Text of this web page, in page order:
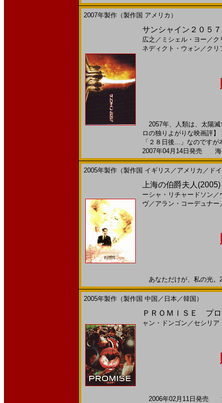
2007年製作（製作国 アメリカ）
サンシャイン２０５
広之 ／ ミシェル・ヨー ／ ク
ネディクト・ウォン ／ クリ
2057年、人類は、太陽滅
ロの独りよがりな映画評
「２８日後...」なのです
2007年04月14日発売 海
2005年製作（製作国 イギリス／アメリカ／ド
上海の伯爵夫人
ーシャ・リチャードソン ／
ヴ／ アラン・コーデュナー
あなただけが、私の光
2005年製作（製作国 中国／日本／韓国）
ＰＲＯＭＩＳＥ プ
ャン・ドンゴン ／ セシリア
2006年02月11日発売